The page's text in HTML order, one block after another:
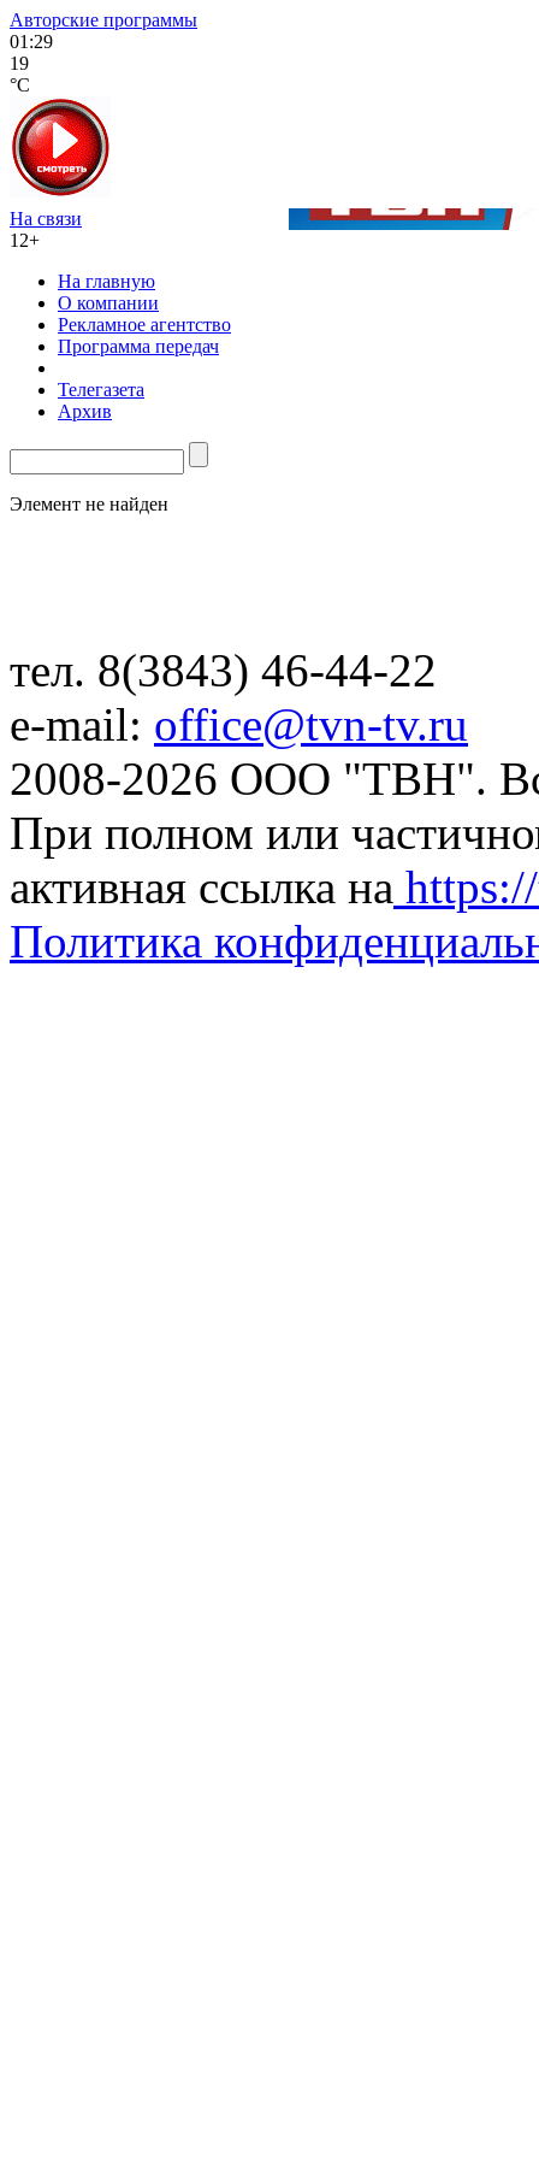
Авторские программы
01:29
19
°C
На связи
12+
На главную
О компании
Рекламное агентство
Программа передач
Телегазета
Архив
Элемент не найден
тел. 8(3843) 46-44-22
e-mail: office@tvn-tv.ru
2008-2026 ООО "ТВН".
При полном или
активная ссылка на
Политика